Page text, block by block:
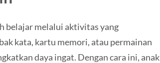
belajar melalui aktivitas yang
kata, kartu memori, atau permainan
daya ingat. Dengan cara ini, anak